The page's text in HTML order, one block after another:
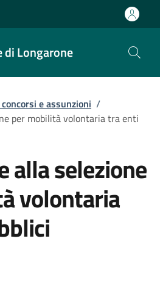
di Longarone
e assunzioni /
per mobilità volontaria tra enti
alla selezione
volontaria